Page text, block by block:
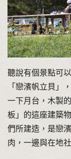
聽說有個景點可
「戀濱帆立貝」
一下月台，木製
板」的這座建築
們所建造，是戀
肉，一邊與在地